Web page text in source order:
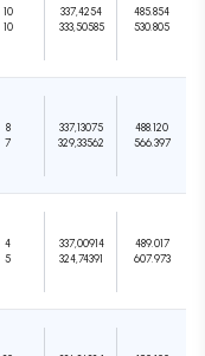
10
10
337,4254
333,50585
485.854
530.805
8
7
337,13075
329,33562
488.120
566.397
4
5
337,00914
324,74391
489.017
607.973